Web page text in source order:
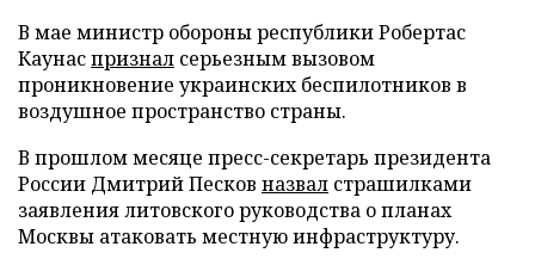
В мае министр обороны республики Робертас
Каунаспризнал серьезным вызовом
проникновение украинских беспилотников в
воздушное пространство страны.
В прошлом месяце пресс-секретарь президента
России Дмитрий Песков назвал страшилками
заявления литовского руководства о планах
Москвы атаковать местную инфраструктуру.